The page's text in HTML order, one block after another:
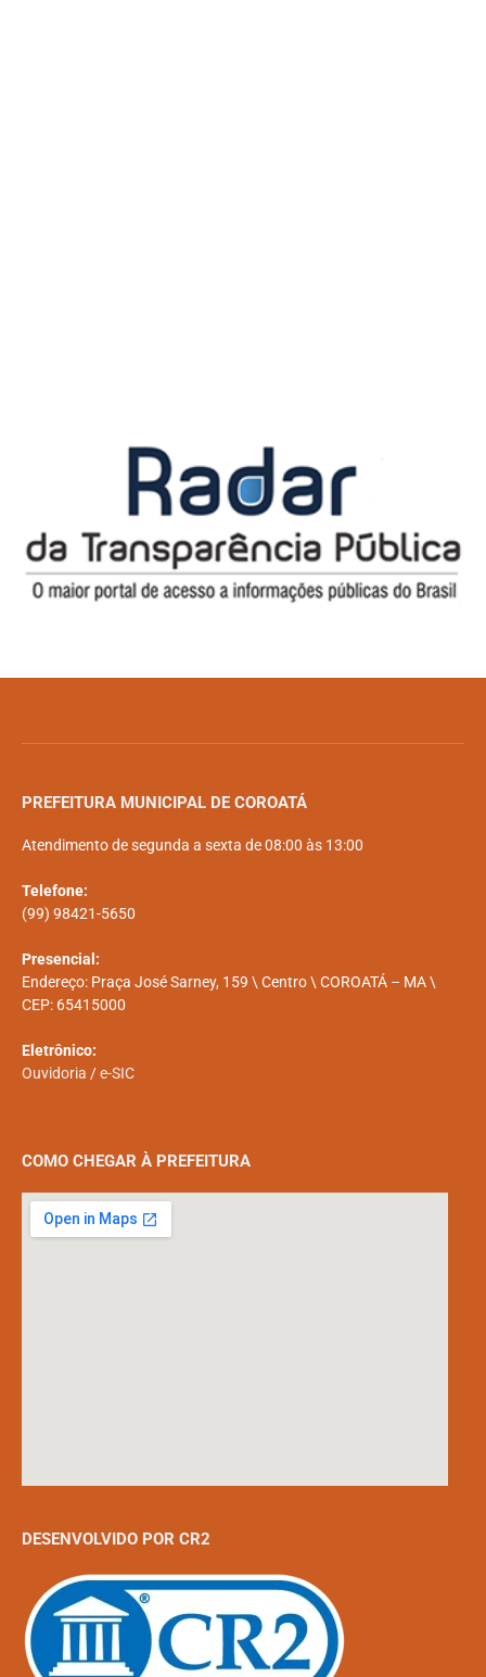
PREFEITURA MUNICIPAL DE COROATÁ
Atendimento de segunda a sexta de 08:00 às 13:00
Telefone:
(99) 98421-5650
Presencial:
Endereço: Praça José Sarney, 159 \ Centro \ COROATÁ – MA \
CEP: 65415000
Eletrônico:
Ouvidoria /e-SIC
COMO CHEGAR À PREFEITURA
DESENVOLVIDO POR CR2